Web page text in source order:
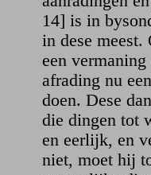
14] is in
in dese
een
afrading nu
doen. Dese
die dingen tot
en eerlijk, en
niet, moet hij